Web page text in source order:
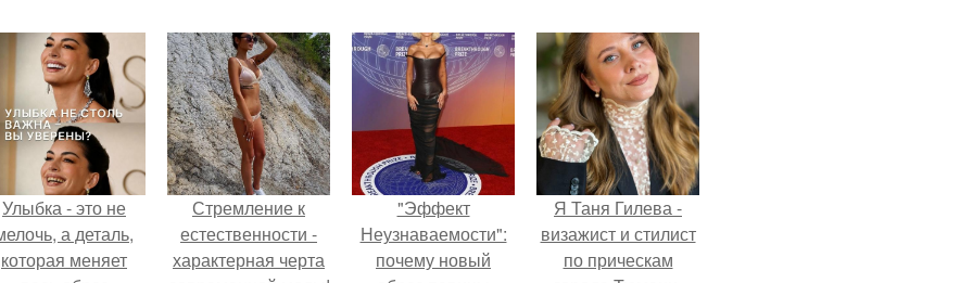
Улыбка - это не
а деталь,
которая меняет
Стремление к
естественности -
характерная черта
"Эффект
Неузнаваемости":
почему новый
Я Таня Гилева -
визажист и стилист
по прическам